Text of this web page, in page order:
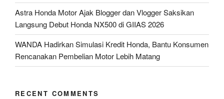
Astra Honda Motor Ajak Blogger dan Vlogger Saksikan
Langsung Debut Honda NX500 di GIIAS 2026
WANDA Hadirkan Simulasi Kredit Honda, Bantu Konsumen
Rencanakan Pembelian Motor Lebih Matang
RECENT COMMENTS